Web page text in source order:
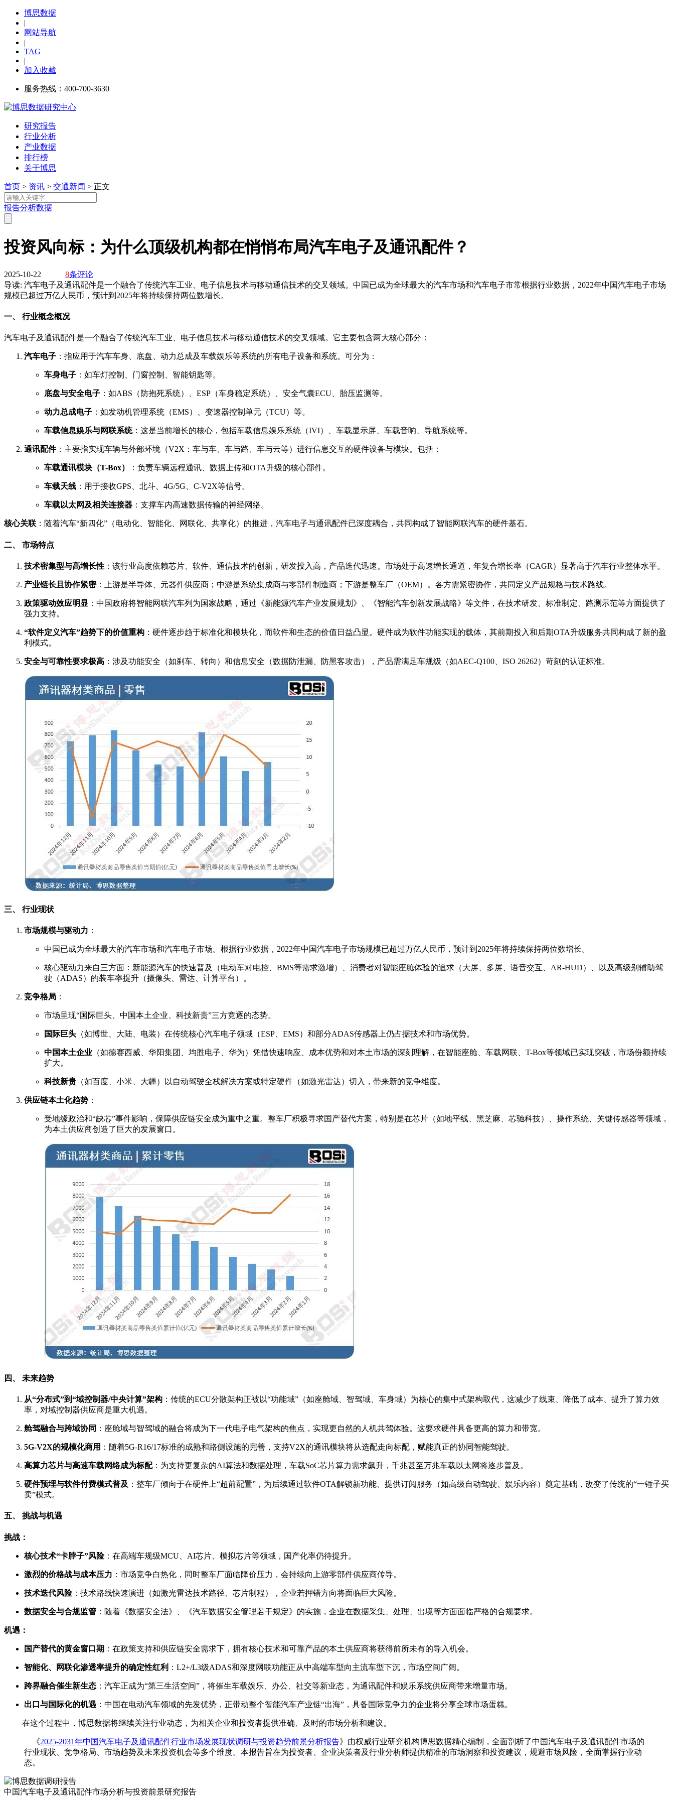
博思数据
|
网站导航
|
TAG
|
加入收藏
服务热线：400-700-3630
研究报告
行业分析
产业数据
排行榜
关于博思
首页 > 资讯 > 交通新闻 > 正文
报告分析数据
投资风向标：为什么顶级机构都在悄悄布局汽车电子及通讯配件？
2025-10-22 8条评论
导读: 汽车电子及通讯配件是一个融合了传统汽车工业、电子信息技术与移动通信技术的交叉领域。中国已成为全球最大的汽车市场和汽车电子市常根据行业数据，2022年中国汽车电子市场
规模已超过万亿人民币，预计到2025年将持续保持两位数增长。
一、 行业概念概况
汽车电子及通讯配件是一个融合了传统汽车工业、电子信息技术与移动通信技术的交叉领域。它主要包含两大核心部分：
汽车电子 ：指应用于汽车车身、底盘、动力总成及车载娱乐等系统的所有电子设备和系统。可分为：
车身电子 ：如车灯控制、门窗控制、智能钥匙等。
底盘与安全电子 ：如ABS（防抱死系统）、ESP（车身稳定系统）、安全气囊ECU、胎压监测等。
动力总成电子 ：如发动机管理系统（EMS）、变速器控制单元（TCU）等。
车载信息娱乐与网联系统：这是当前增长的核心，包括车载信息娱乐系统（IVI）、车载显示屏、车载音响、导航系统等。
通讯配件：主要指实现车辆与外部环境（V2X：车与车、车与路、车与云等）进行信息交互的硬件设备与模块。包括：
车载通讯模块（T-Box） ：负责车辆远程通讯、数据上传和OTA升级的核心部件。
车载天线 ：用于接收GPS、北斗、4G/5G、C-V2X等信号。
车载以太网及相关连接器 ：支撑车内高速数据传输的神经网络。
核心关联 ：随着汽车“新四化”（电动化、智能化、网联化、共享化）的推进，汽车电子与通讯配件已深度耦合，共同构成了智能网联汽车的硬件基石。
二、 市场特点
技术密集型与高增长性 ：该行业高度依赖芯片、软件、通信技术的创新，研发投入高，产品迭代迅速。市场处于高速增长通道，年复合增长率（CAGR）显著高于汽车行业整体水平。
产业链长且协作紧密：上游是半导体、元器件供应商；中游是系统集成商与零部件制造商；下游是整车厂（OEM）。各方需紧密协作，共同定义产品规格与技术路线。
政策驱动效应明显 ：中国政府将智能网联汽车列为国家战略，通过《新能源汽车产业发展规划》、《智能汽车创新发展战略》等文件，在技术研发、标准制定、路测示范等方面提供了
强力支持。
“软件定义汽车”趋势下的价值重构 ：硬件逐步趋于标准化和模块化，而软件和生态的价值日益凸显。硬件成为软件功能实现的载体，其前期投入和后期OTA升级服务共同构成了新的盈
利模式。
安全与可靠性要求极高 ：涉及功能安全（如刹车、转向）和信息安全（数据防泄漏、防黑客攻击），产品需满足车规级（如AEC-Q100、ISO 26262）苛刻的认证标准。
三、 行业现状
市场规模与驱动力 ：
中国已成为全球最大的汽车市场和汽车电子市场。根据行业数据，2022年中国汽车电子市场规模已超过万亿人民币，预计到2025年将持续保持两位数增长。
核心驱动力来自三方面：新能源汽车的快速普及（电动车对电控、BMS等需求激增）、消费者对智能座舱体验的追求（大屏、多屏、语音交互、AR-HUD）、以及高级别辅助驾
驶（ADAS）的装车率提升（摄像头、雷达、计算平台）。
竞争格局 ：
市场呈现“国际巨头、中国本土企业、科技新贵”三方竞逐的态势。
国际巨头 （如博世、大陆、电装）在传统核心汽车电子领域（ESP、EMS）和部分ADAS传感器上仍占据技术和市场优势。
中国本土企业 （如德赛西威、华阳集团、均胜电子、华为）凭借快速响应、成本优势和对本土市场的深刻理解，在智能座舱、车载网联、T-Box等领域已实现突破，市场份额持续
扩大。
科技新贵 （如百度、小米、大疆）以自动驾驶全栈解决方案或特定硬件（如激光雷达）切入，带来新的竞争维度。
供应链本土化趋势 ：
受地缘政治和“缺芯”事件影响，保障供应链安全成为重中之重。整车厂积极寻求国产替代方案，特别是在芯片（如地平线、黑芝麻、芯驰科技）、操作系统、关键传感器等领域，
为本土供应商创造了巨大的发展窗口。
四、 未来趋势
从“分布式”到“域控制器/中央计算”架构 ：传统的ECU分散架构正被以“功能域”（如座舱域、智驾域、车身域）为核心的集中式架构取代，这减少了线束、降低了成本、提升了算力效
率，对域控制器供应商是重大机遇。
舱驾融合与跨域协同 ：座舱域与智驾域的融合将成为下一代电子电气架构的焦点，实现更自然的人机共驾体验。这要求硬件具备更高的算力和带宽。
5G-V2X的规模化商用 ：随着5G-R16/17标准的成熟和路侧设施的完善，支持V2X的通讯模块将从选配走向标配，赋能真正的协同智能驾驶。
高算力芯片与高速车载网络成为标配：为支持更复杂的AI算法和数据处理，车载SoC芯片算力需求飙升，千兆甚至万兆车载以太网将逐步普及。
硬件预埋与软件付费模式普及 ：整车厂倾向于在硬件上“超前配置”，为后续通过软件OTA解锁新功能、提供订阅服务（如高级自动驾驶、娱乐内容）奠定基础，改变了传统的“一锤子买
卖”模式。
五、 挑战与机遇
挑战：
核心技术“卡脖子”风险：在高端车规级MCU、AI芯片、模拟芯片等领域，国产化率仍待提升。
激烈的价格战与成本压力 ：市场竞争白热化，同时整车厂面临降价压力，会持续向上游零部件供应商传导。
技术迭代风险：技术路线快速演进（如激光雷达技术路径、芯片制程），企业若押错方向将面临巨大风险。
数据安全与合规监管 ：随着《数据安全法》、《汽车数据安全管理若干规定》的实施，企业在数据采集、处理、出境等方面面临严格的合规要求。
机遇：
国产替代的黄金窗口期 ：在政策支持和供应链安全需求下，拥有核心技术和可靠产品的本土供应商将获得前所未有的导入机会。
智能化、网联化渗透率提升的确定性红利 ：L2+/L3级ADAS和深度网联功能正从中高端车型向主流车型下沉，市场空间广阔。
跨界融合催生新生态 ：汽车正成为“第三生活空间”，将催生车载娱乐、办公、社交等新业态，为通讯配件和娱乐系统供应商带来增量市场。
出口与国际化的机遇 ：中国在电动汽车领域的先发优势，正带动整个智能汽车产业链“出海”，具备国际竞争力的企业将分享全球市场蛋糕。
在这个过程中，博思数据将继续关注行业动态，为相关企业和投资者提供准确、及时的市场分析和建议。
《2025-2031年中国汽车电子及通讯配件行业市场发展现状调研与投资趋势前景分析报告》由权威行业研究机构博思数据精心编制，全面剖析了中国汽车电子及通讯配件市场的
行业现状、竞争格局、市场趋势及未来投资机会等多个维度。本报告旨在为投资者、企业决策者及行业分析师提供精准的市场洞察和投资建议，规避市场风险，全面掌握行业动
态。
中国汽车电子及通讯配件市场分析与投资前景研究报告